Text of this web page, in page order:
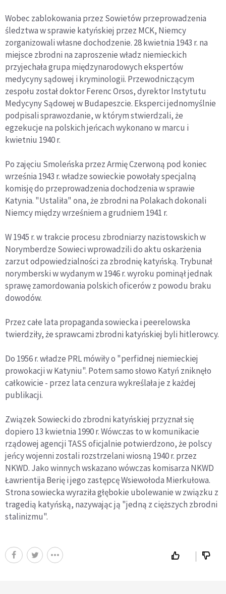
Wobec zablokowania przez Sowietów przeprowadzenia
śledztwa w sprawie katyńskiej przez MCK, Niemcy
zorganizowali własne dochodzenie. 28 kwietnia 1943 r. na
miejsce zbrodni na zaproszenie władz niemieckich
przyjechała grupa międzynarodowych ekspertów
medycyny sądowej i kryminologii. Przewodniczącym
zespołu został doktor Ferenc Orsos, dyrektor Instytutu
Medycyny Sądowej w Budapeszcie. Eksperci jednomyślnie
podpisali sprawozdanie, w którym stwierdzali, że
egzekucje na polskich jeńcach wykonano w marcu i
kwietniu 1940 r.
Po zajęciu Smoleńska przez Armię Czerwoną pod koniec
września 1943 r. władze sowieckie powołały specjalną
komisję do przeprowadzenia dochodzenia w sprawie
Katynia. "Ustaliła" ona, że zbrodni na Polakach dokonali
Niemcy między wrześniem a grudniem 1941 r.
W 1945 r. w trakcie procesu zbrodniarzy nazistowskich w
Norymberdze Sowieci wprowadzili do aktu oskarżenia
zarzut odpowiedzialności za zbrodnię katyńską. Trybunał
norymberski w wydanym w 1946 r. wyroku pominął jednak
sprawę zamordowania polskich oficerów z powodu braku
dowodów.
Przez całe lata propaganda sowiecka i peerelowska
twierdziły, że sprawcami zbrodni katyńskiej byli hitlerowcy.
Do 1956 r. władze PRL mówiły o "perfidnej niemieckiej
prowokacji w Katyniu". Potem samo słowo Katyń zniknęło
całkowicie - przez lata cenzura wykreślała je z każdej
publikacji.
Związek Sowiecki do zbrodni katyńskiej przyznał się
dopiero 13 kwietnia 1990 r. Wówczas to w komunikacie
rządowej agencji TASS oficjalnie potwierdzono, że polscy
jeńcy wojenni zostali rozstrzelani wiosną 1940 r. przez
NKWD. Jako winnych wskazano wówczas komisarza NKWD
Ławrientija Berię i jego zastępcę Wsiewołoda Mierkułowa.
Strona sowiecka wyraziła głębokie ubolewanie w związku z
tragedią katyńską, nazywając ją "jedną z cięższych zbrodni
stalinizmu".